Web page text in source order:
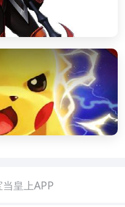
皇上APP